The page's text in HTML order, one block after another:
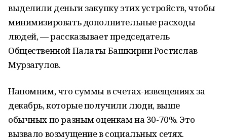
выделили деньги закупку этих устройств, чтобы
минимизировать дополнительные расходы
людей, — рассказывает председатель
Общественной Палаты Башкирии Ростислав
Мурзагулов.
Напомним, что суммы в счетах-извещениях за
декабрь, которые получили люди, выше
обычных по разным оценкам на 30-70%. Это
вызвало возмущение в социальных сетях.